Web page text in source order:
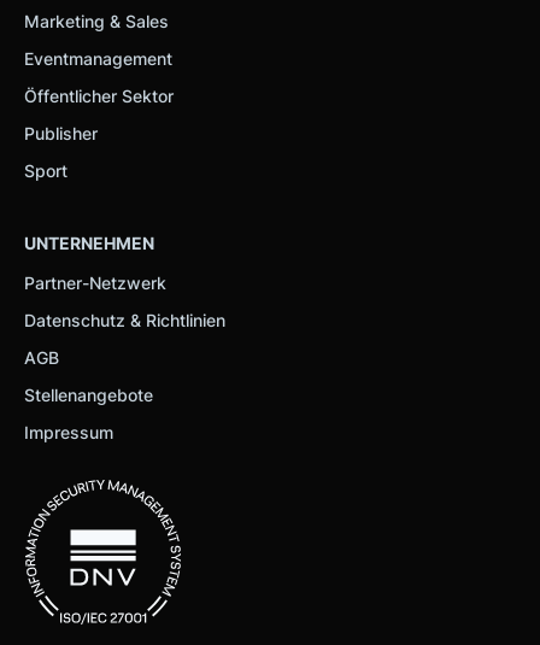
Marketing & Sales
Eventmanagement
Öffentlicher Sektor
Publisher
Sport
UNTERNEHMEN
Partner-Netzwerk
Datenschutz & Richtlinien
AGB
Stellenangebote
Impressum